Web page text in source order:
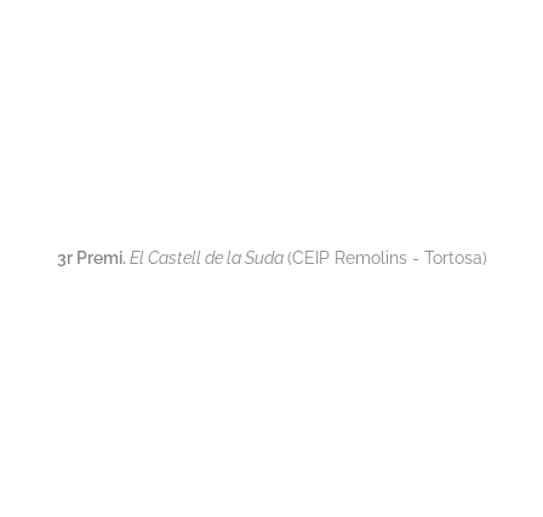
3r Premi. El Castell de la Suda(CEIP Remolins - Tortosa)